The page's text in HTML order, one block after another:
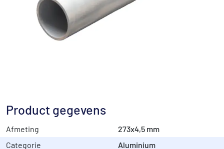
Product gegevens
Afmeting
273x4,5 mm
Categorie
Aluminium